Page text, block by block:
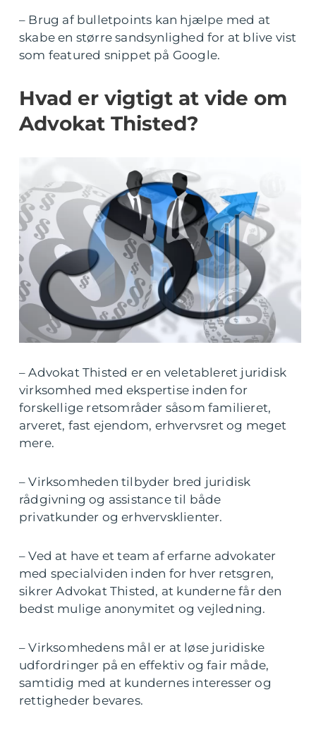
– Brug af bulletpoints kan hjælpe med at
skabe en større sandsynlighed for at blive vist
som featured snippet på Google.
Hvad er vigtigt at vide om
Advokat Thisted?
– Advokat Thisted er en veletableret juridisk
virksomhed med ekspertise inden for
forskellige retsområder såsom familieret,
arveret, fast ejendom, erhvervsret og meget
mere.
– Virksomheden tilbyder bred juridisk
rådgivning og assistance til både
privatkunder og erhvervsklienter.
– Ved at have et team af erfarne advokater
med specialviden inden for hver retsgren,
sikrer Advokat Thisted, at kunderne får den
bedst mulige anonymitet og vejledning.
– Virksomhedens mål er at løse juridiske
udfordringer på en effektiv og fair måde,
samtidig med at kundernes interesser og
rettigheder bevares.